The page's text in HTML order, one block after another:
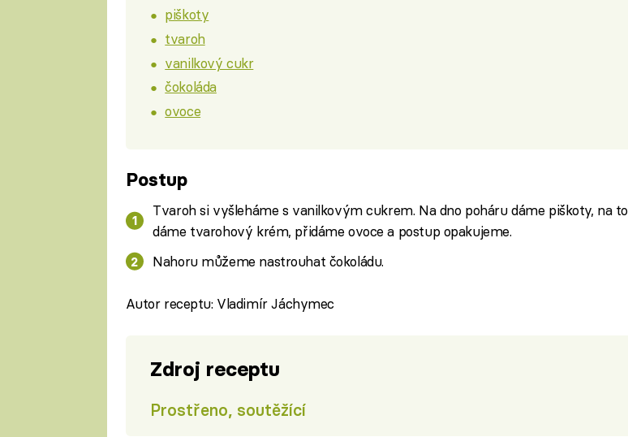
piškoty
tvaroh
vanilkový cukr
čokoláda
ovoce
Postup
Tvaroh si vyšleháme s vanilkovým cukrem. Na dno poháru dáme piškoty, na to
dáme tvarohový krém, přidáme ovoce a postup opakujeme.
Nahoru můžeme nastrouhat čokoládu.
Autor receptu: Vladimír Jáchymec
Zdroj receptu
Prostřeno, soutěžící